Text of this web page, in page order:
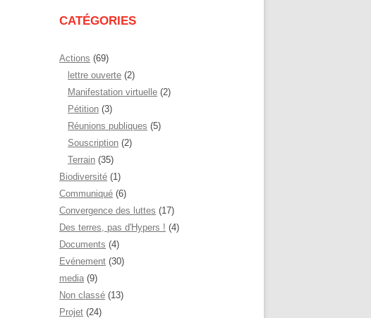
CATÉGORIES
Actions (69)
lettre ouverte (2)
Manifestation virtuelle (2)
Pétition (3)
Réunions publiques (5)
Souscription (2)
Terrain (35)
Biodiversité (1)
Communiqué (6)
Convergence des luttes (17)
Des terres, pas d'Hypers ! (4)
Documents (4)
Evénement (30)
media (9)
Non classé (13)
Projet (24)